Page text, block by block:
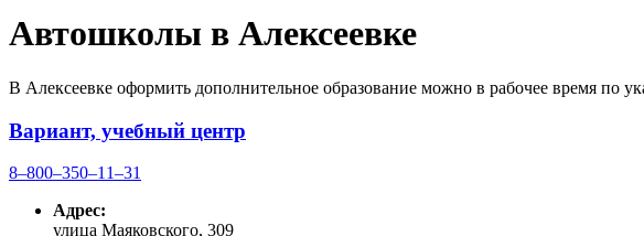
Автошколы в Алексеевке
В Алексеевке оформить дополнительное образование можно в рабочее время по
Вариант, учебный центр
8‒800‒350‒11‒31
Адрес:
улица Маяковского, 309